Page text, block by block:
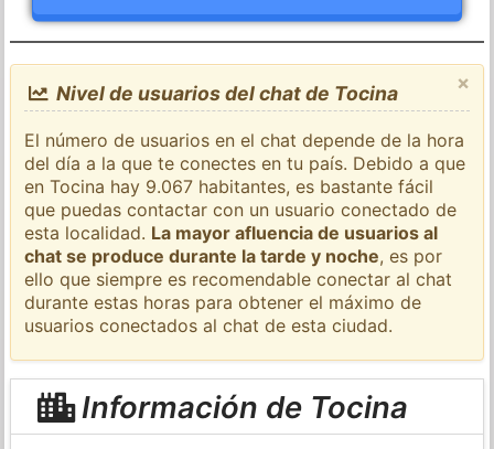
×
Nivel de usuarios del chat de Tocina
El número de usuarios en el chat depende de la hora
del día a la que te conectes en tu país. Debido a que
en Tocina hay 9.067 habitantes, es bastante fácil
que puedas contactar con un usuario conectado de
esta localidad. La mayor afluencia de usuarios al
chat se produce durante la tarde y noche, es por
ello que siempre es recomendable conectar al chat
durante estas horas para obtener el máximo de
usuarios conectados al chat de esta ciudad.
Información de Tocina